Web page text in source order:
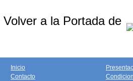
Volver a la Portada de
Inicio
Contacto